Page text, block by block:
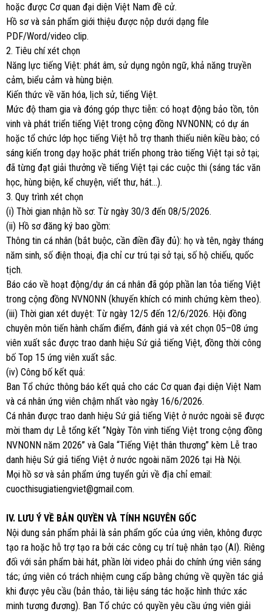
hoặc được Cơ quan đại diện Việt Nam đề cử.
Hồ sơ và sản phẩm giới thiệu được nộp dưới dạng file
PDF/Word/video clip.
2. Tiêu chí xét chọn
Năng lực tiếng Việt: phát âm, sử dụng ngôn ngữ, khả năng truyền
cảm, biểu cảm và hùng biện.
Kiến thức về văn hóa, lịch sử, tiếng Việt.
Mức độ tham gia và đóng góp thực tiễn: có hoạt động bảo tồn, tôn
vinh và phát triển tiếng Việt trong cộng đồng NVNONN; có dự án
hoặc tổ chức lớp học tiếng Việt hỗ trợ thanh thiếu niên kiều bào; có
sáng kiến trong dạy hoặc phát triển phong trào tiếng Việt tại sở tại;
đã từng đạt giải thưởng về tiếng Việt tại các cuộc thi (sáng tác văn
học, hùng biện, kể chuyện, viết thư, hát…).
3. Quy trình xét chọn
(i) Thời gian nhận hồ sơ: Từ ngày 30/3 đến 08/5/2026.
(ii) Hồ sơ đăng ký bao gồm:
Thông tin cá nhân (bắt buộc, cần điền đầy đủ): họ và tên, ngày tháng
năm sinh, số điện thoại, địa chỉ cư trú tại sở tại, số hộ chiếu, quốc
tịch.
Báo cáo về hoạt động/dự án cá nhân đã góp phần lan tỏa tiếng Việt
trong cộng đồng NVNONN (khuyến khích có minh chứng kèm theo).
(iii) Thời gian xét duyệt: Từ ngày 12/5 đến 12/6/2026. Hội đồng
chuyên môn tiến hành chấm điểm, đánh giá và xét chọn 05–08 ứng
viên xuất sắc được trao danh hiệu Sứ giả tiếng Việt, đồng thời công
bố Top 15 ứng viên xuất sắc.
(iv) Công bố kết quả:
Ban Tổ chức thông báo kết quả cho các Cơ quan đại diện Việt Nam
và cá nhân ứng viên chậm nhất vào ngày 16/6/2026.
Cá nhân được trao danh hiệu Sứ giả tiếng Việt ở nước ngoài sẽ được
mời tham dự Lễ tổng kết “Ngày Tôn vinh tiếng Việt trong cộng đồng
NVNONN năm 2026” và Gala “Tiếng Việt thân thương” kèm Lễ trao
danh hiệu Sứ giả tiếng Việt ở nước ngoài năm 2026 tại Hà Nội.
Mọi hồ sơ và sản phẩm ứng tuyển gửi về địa chỉ email:
cuocthisugiatiengviet@gmail.com.
IV. LƯU Ý VỀ BẢN QUYỀN VÀ TÍNH NGUYÊN GỐC
Nội dung sản phẩm phải là sản phẩm gốc của ứng viên, không được
tạo ra hoặc hỗ trợ tạo ra bởi các công cụ trí tuệ nhân tạo (AI). Riêng
đối với sản phẩm bài hát, phần lời video phải do chính ứng viên sáng
tác; ứng viên có trách nhiệm cung cấp bằng chứng về quyền tác giả
khi được yêu cầu (bản thảo, tài liệu sáng tác hoặc hình thức xác
minh tương đương). Ban Tổ chức có quyền yêu cầu ứng viên giải